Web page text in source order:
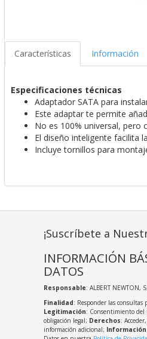
Características Información
Especificaciones técnicas
Adaptador SATA para
Este adaptar te permite
No es 100% universal, pero
El diseño inteligente facilita
Incluye tornillos para
¡Suscríbete a
INFORMACIÓN
DATOS
Responsable: ALBERT NEWTON,
Finalidad: Responder las
Legitimación: Consentimiento del
obligación legal; Derechos:
información adicional;